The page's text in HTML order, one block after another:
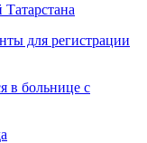
для регистрации
в больнице с